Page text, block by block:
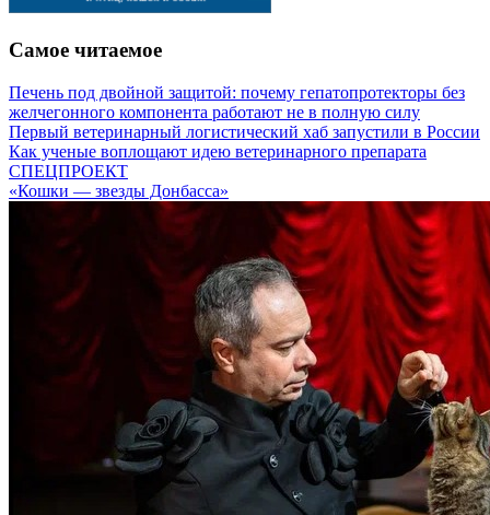
Самое читаемое
Печень под двойной защитой: почему гепатопротекторы без
желчегонного компонента работают не в полную силу
Первый ветеринарный логистический хаб запустили в России
Как ученые воплощают идею ветеринарного препарата
СПЕЦПРОЕКТ
«Кошки — звезды Донбасса»